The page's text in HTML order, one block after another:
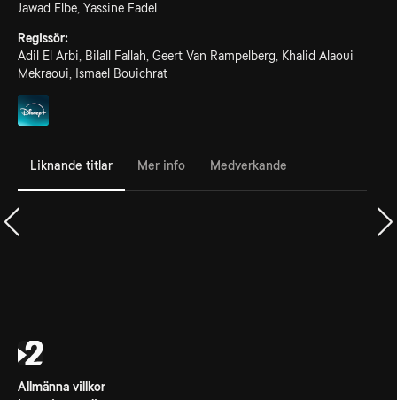
Jawad Elbe, Yassine Fadel
Regissör:
Adil El Arbi, Bilall Fallah, Geert Van Rampelberg, Khalid Alaoui
Mekraoui, Ismael Bouichrat
Liknande titlar Mer info Medverkande
Allmänna villkor